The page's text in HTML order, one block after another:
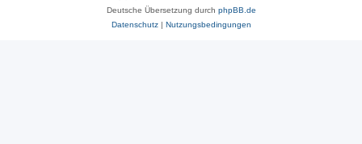
Deutsche Übersetzung durch phpBB.de
Datenschutz| Nutzungsbedingungen